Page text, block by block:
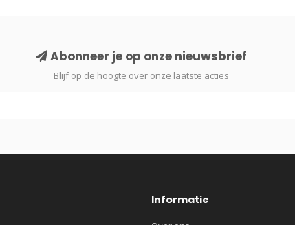
Abonneer je op onze nieuwsbrief
Blijf op de hoogte over onze laatste acties
Informatie